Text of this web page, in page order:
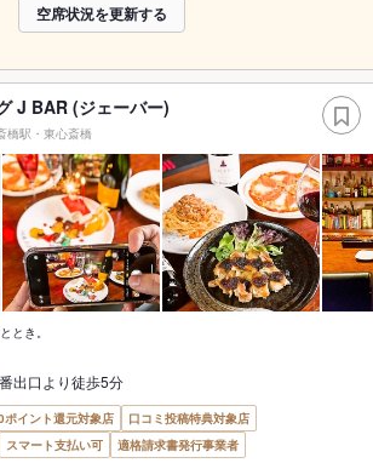
空席状況を更新する
J BAR (ジェーバー)
橋駅・東心斎橋
とき。
出口より徒歩5分
ポイント還元対象店
口コミ投稿特典対象店
スマート支払い可 適格請求書発行事業者